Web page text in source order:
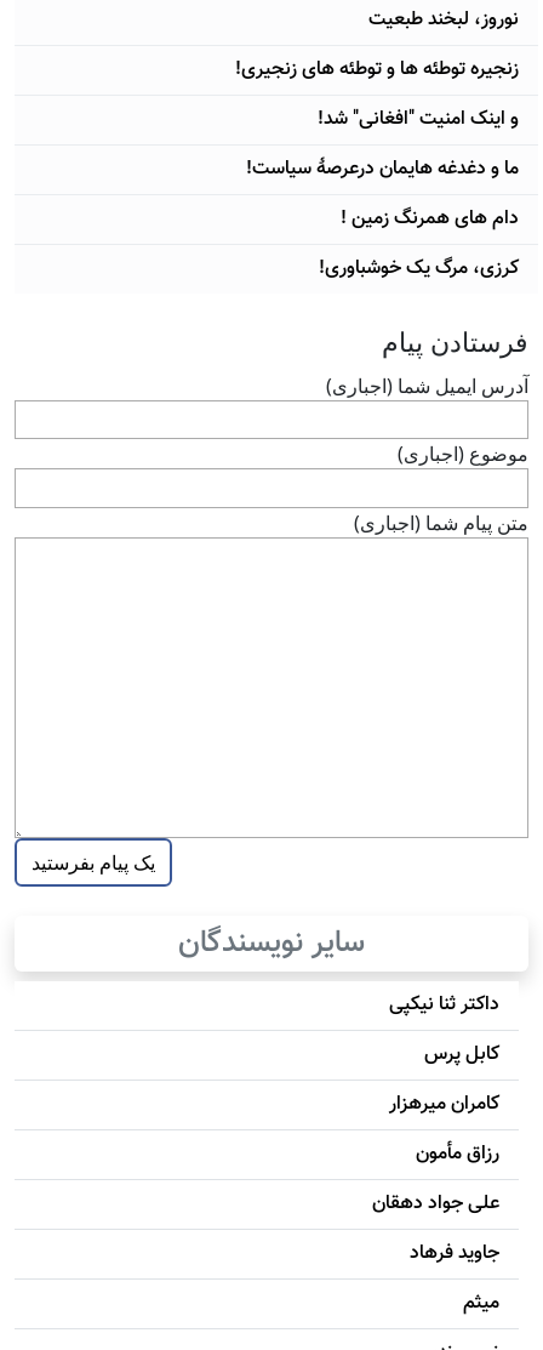
نوروز، لبخند طبعیت
زنجیره توطئه ها و توطئه های زنجیری!
و اینک امنیت "افغانی" شد!
ما و دغدغه هایمان درعرصۀ سیاست!
دام های همرنگ زمین !
کرزی، مرگ یک خوشباوری!
فرستادن پيام
آدرس ايميل شما (اجباری)
موضوع (اجباری)
متن پيام شما (اجباری)
سایر نویسندگان
داکتر ثنا نیکپی
کابل پرس
کامران میرهزار
رزاق مأمون
علی جواد دهقان
جاويد فرهاد
میثم